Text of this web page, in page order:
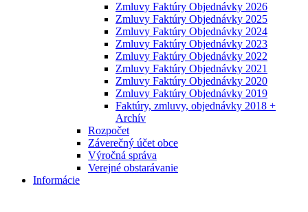
Zmluvy Faktúry Objednávky 2026
Zmluvy Faktúry Objednávky 2025
Zmluvy Faktúry Objednávky 2024
Zmluvy Faktúry Objednávky 2023
Zmluvy Faktúry Objednávky 2022
Zmluvy Faktúry Objednávky 2021
Zmluvy Faktúry Objednávky 2020
Zmluvy Faktúry Objednávky 2019
Faktúry, zmluvy, objednávky 2018 +
Archív
Rozpočet
Záverečný účet obce
Výročná správa
Verejné obstarávanie
Informácie